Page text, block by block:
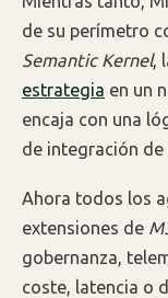
de su perímetro
Semantic Kernel,
estrategia en un
encaja con una
de integración
Ahora todos los
extensiones de
gobernanza,
coste, latencia o